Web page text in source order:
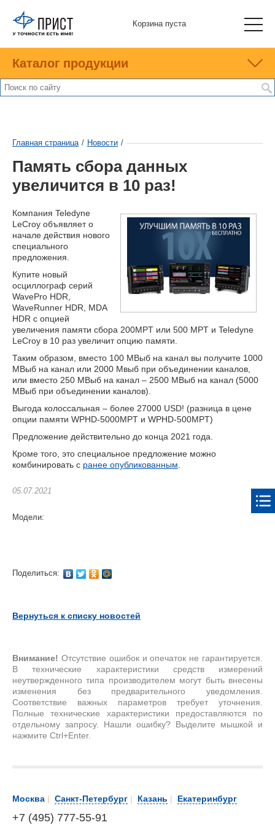
Корзина пуста
Каталог продукции
Главная страница / Новости /
Память сбора данных
увеличится в 10 раз!
Компания Teledyne
LeCroy объявляет о
начале действия нового
специального
предложения.
Купите новый
осциллограф серий
WavePro HDR,
WaveRunner HDR, MDA
HDR с опцией
увеличения памяти сбора 200MPT или 500 MPT и Teledyne
LeCroy в 10 раз увеличит опцию памяти.
Таким образом, вместо 100 МВыб на канал вы получите 1000
МВыб на канал или 2000 Мвыб при объединении каналов,
или вместо 250 МВыб на канал – 2500 МВыб на канал (5000
МВыб при объединении каналов).
Выгода колоссальная – более 27000 USD! (разница в цене
опции памяти WPHD-5000MPT и WPHD-500MPT)
Предложение действительно до конца 2021 года.
Кроме того, это специальное предложение можно
комбинировать с ранее опубликованным
05.07.2021
Модели:
Поделиться:
Вернуться к списку новостей
Внимание! Отсутствие ошибок и опечаток не гарантируется.
В технические характеристики средств измерений
неутвержденного типа производителем могут быть внесены
изменения без предварительного уведомления.
Соответствие важных параметров требует уточнения.
Полные технические характеристики предоставляются по
отдельному запросу. Нашли ошибку? Выделите мышкой и
нажмите Ctrl+Enter.
Москва | Санкт-Петербург | Казань | Екатеринбург
+7 (495) 777-55-91